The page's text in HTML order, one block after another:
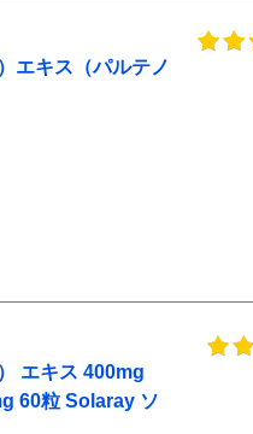
エキス（パルテノ
エキス 400mg
60粒 Solaray ソ